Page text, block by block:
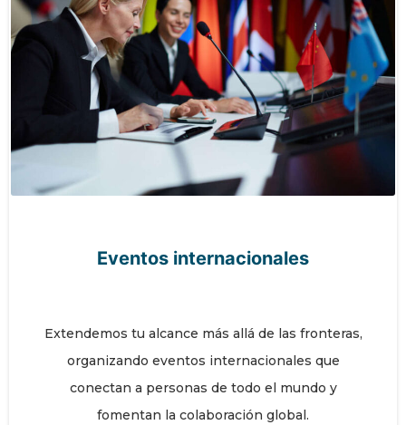
Eventos internacionales
Extendemos tu alcance más allá de las fronteras,
organizando eventos internacionales que
conectan a personas de todo el mundo y
fomentan la colaboración global.